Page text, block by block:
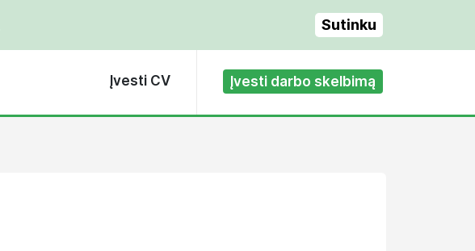
Sutinku
Įvesti CV Įvesti darbo skelbimą